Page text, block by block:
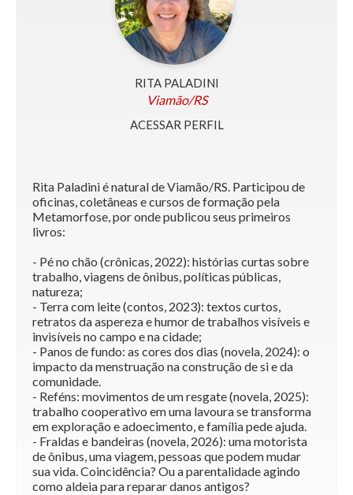
RITA PALADINI
Viamão/RS
ACESSAR PERFIL
Rita Paladini é natural de Viamão/RS. Participou de
oficinas, coletâneas e cursos de formação pela
Metamorfose, por onde publicou seus primeiros
livros:
- Pé no chão (crônicas, 2022): histórias curtas sobre
trabalho, viagens de ônibus, políticas públicas,
natureza;
- Terra com leite (contos, 2023): textos curtos,
retratos da aspereza e humor de trabalhos visíveis e
invisíveis no campo e na cidade;
- Panos de fundo: as cores dos dias (novela, 2024): o
impacto da menstruação na construção de si e da
comunidade.
- Reféns: movimentos de um resgate (novela, 2025):
trabalho cooperativo em uma lavoura se transforma
em exploração e adoecimento, e família pede ajuda.
- Fraldas e bandeiras (novela, 2026): uma motorista
de ônibus, uma viagem, pessoas que podem mudar
sua vida. Coincidência? Ou a parentalidade agindo
como aldeia para reparar danos antigos?